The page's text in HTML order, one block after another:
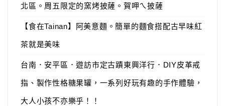
北區。周五限定的窯烤披薩。賀呷ㄟ披薩
【食在Tainan】阿美意麵。簡單的麵食搭配古早味紅
茶就是美味
台南．安平區．遊訪市定古蹟東興洋行．DIY皮革戒
指、製作性格糖果罐，一系列好玩有趣的手作體驗，
大人小孩不亦樂乎！！